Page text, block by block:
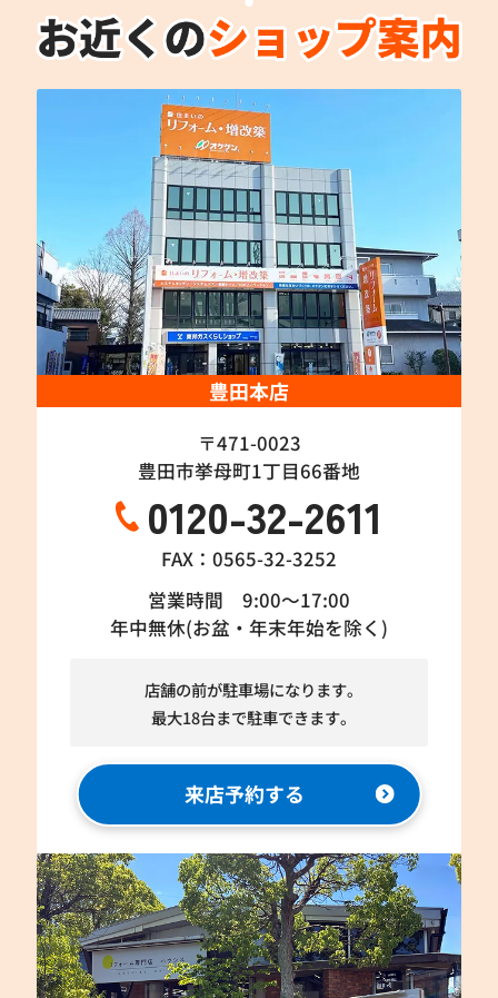
豊田本店
〒471-0023
豊田市挙母町1丁目66番地
0120-32-2611
FAX：0565-32-3252
営業時間 9:00～17:00
年中無休(お盆・年末年始を除く)
店舗の前が駐車場になります。
最大18台まで駐車できます。
来店予約する